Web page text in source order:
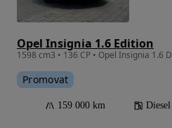
Opel Insignia 1.6 Edition
1598 cm3 • 136 CP • Opel Insignia 1.6 D
Promovat
159 000 km Diesel